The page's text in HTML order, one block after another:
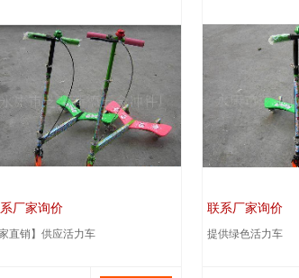
厂家询价
直销】供应活力车
联系厂家询价
提供绿色活力车